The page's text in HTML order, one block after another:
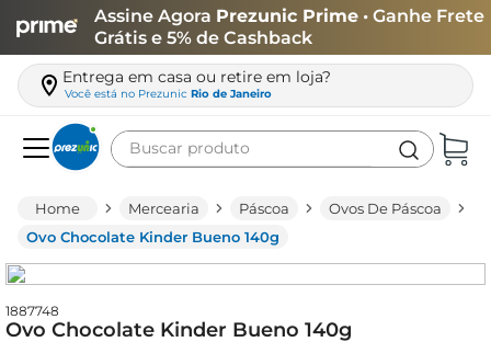
Assine Agora Prezunic Prime • Ganhe Frete
Grátis e 5% de Cashback
Entrega em casa ou retire em loja?
Você está no Prezunic Rio de Janeiro
Buscar produto
Mercearia Páscoa
Ovos De Páscoa
Ovo Chocolate Kinder Bueno 140g
1887748
Ovo Chocolate Kinder Bueno 140g
leite